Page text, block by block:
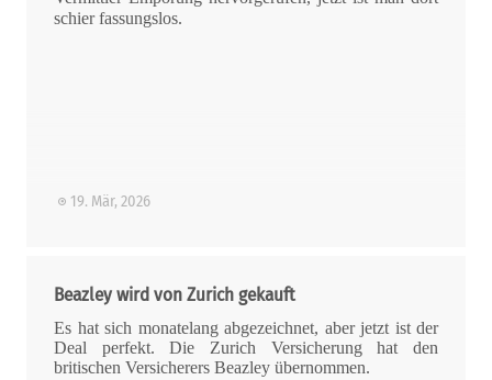
schier fassungslos.
19. Mär, 2026
Beazley wird von Zurich gekauft
Es hat sich monatelang abgezeichnet, aber jetzt ist der
Deal perfekt. Die Zurich Versicherung hat den
britischen Versicherers Beazley übernommen.